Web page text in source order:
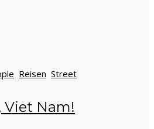
Reisen Street
Viet Nam!